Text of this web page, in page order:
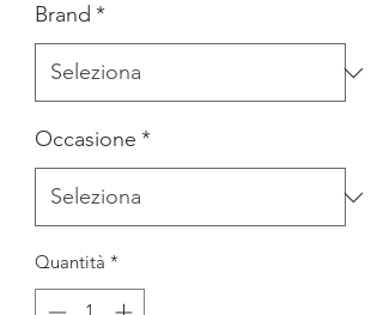
Brand *
Occasione *
Quantità *